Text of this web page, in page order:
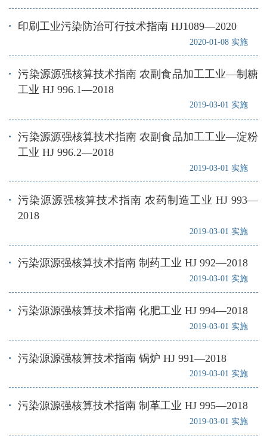
印刷工业污染防治可行技术指南 HJ1089—2020
2020-01-08 实施
污染源源强核算技术指南 农副食品加工工业—制糖
工业 HJ 996.1—2018
2019-03-01 实施
污染源源强核算技术指南 农副食品加工工业—淀粉
工业 HJ 996.2—2018
2019-03-01 实施
污染源源强核算技术指南 农药制造工业 HJ 993—
2018
2019-03-01 实施
污染源源强核算技术指南 制药工业 HJ 992—2018
2019-03-01 实施
污染源源强核算技术指南 化肥工业 HJ 994—2018
2019-03-01 实施
污染源源强核算技术指南 锅炉 HJ 991—2018
2019-03-01 实施
污染源源强核算技术指南 制革工业 HJ 995—2018
2019-03-01 实施